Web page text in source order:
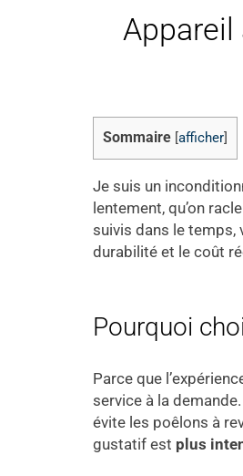
Appareil
Sommaire afficher
Je suis un
lentement, qu’on
suivis dans le temps,
durabilité et le coût
Pourquoi
Parce que
service à la
évite les poêlons à
gustatif est plus